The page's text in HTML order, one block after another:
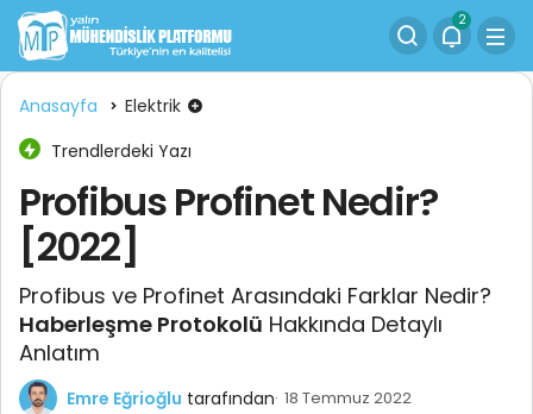
2
Anasayfa
Elektrik
Trendlerdeki Yazı
Profibus Profinet Nedir?
[2022]
Profibus ve Profinet Arasındaki Farklar Nedir?
Haberleşme Protokolü Hakkında Detaylı
Anlatım
Emre Eğrioğlu tarafından 18 Temmuz 2022